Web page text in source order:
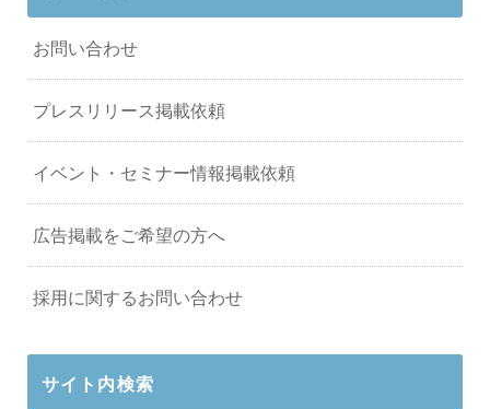
お問い合わせ
プレスリリース掲載依頼
イベント・セミナー情報掲載依頼
広告掲載をご希望の方へ
採用に関するお問い合わせ
サイト内検索